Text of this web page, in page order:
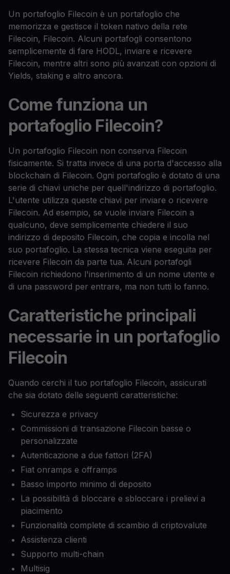
Un portafoglio Filecoin è un portafoglio che
memorizza e gestisce il token nativo della rete
Filecoin, Filecoin. Alcuni portafogli consentono
semplicemente di fare HODL, inviare e ricevere
Filecoin, mentre altri sono più avanzati con opzioni di
Yields, staking e altro ancora.
Come funziona un
portafoglio Filecoin?
Un portafoglio Filecoin non conserva Filecoin
fisicamente. Si tratta invece di una porta d'accesso alla
blockchain di Filecoin. Ogni portafoglio è dotato di una
serie di chiavi uniche per quell'indirizzo di portafoglio.
L'utente utilizza queste chiavi per inviare o ricevere
Filecoin. Ad esempio, se vuole inviare Filecoin a
qualcuno, deve semplicemente chiedere il suo
indirizzo di deposito Filecoin, che copia e incolla nel
suo portafoglio. La stessa tecnica viene eseguita per
ricevere Filecoin da parte tua. Alcuni portafogli
Filecoin richiedono l'inserimento di un nome utente e
di una password per entrare, ma non tutti lo fanno.
Caratteristiche principali
necessarie in un portafoglio
Filecoin
Quando cerchi il tuo portafoglio Filecoin, assicurati
che sia dotato delle seguenti caratteristiche:
Sicurezza e privacy
Commissioni di transazione Filecoin basse o
personalizzate
Autenticazione a due fattori (2FA)
Fiat onramps e offramps
Basso importo minimo di deposito
La possibilità di bloccare e sbloccare i prelievi a
piacimento
Funzionalità complete di scambio di criptovalute
Assistenza clienti
Supporto multi-chain
Multisig